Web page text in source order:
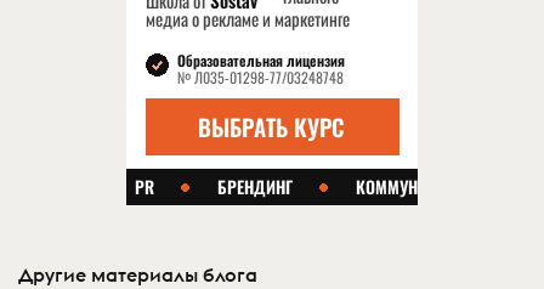
Другие материалы блога